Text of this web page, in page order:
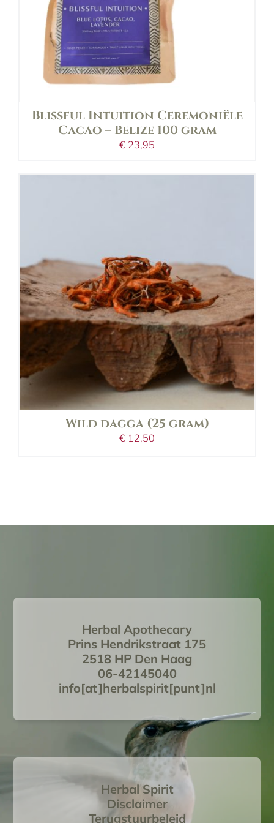
Blissful Intuition Ceremoniële
Cacao – Belize 100 gram
€ 23,95
details
Wild dagga (25 gram)
€ 12,50
Herbal Apothecary
Prins Hendrikstraat 175
2518 HP Den Haag
06-42145040
info[at]herbalspirit[punt]nl
Herbal Spirit
Disclaimer
Terugstuurbeleid